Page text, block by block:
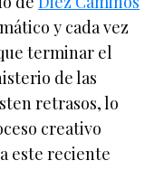
y cada vez
terminar el
de las
retrasos, lo
creativo
este reciente